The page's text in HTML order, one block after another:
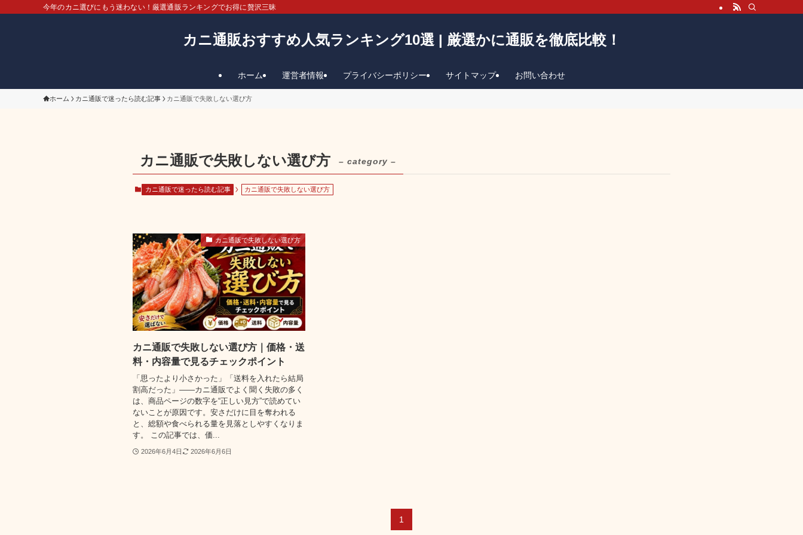
今年のカニ選びにもう迷わない！厳選通販ランキングでお得に贅沢三昧
カニ通販おすすめ人気ランキング10選 | 厳選かに通販を徹底比較！
ホーム 運営者情報 プライバシーポリシー サイトマップ お問い合わせ
ホーム カニ通販で迷ったら読む記事 カニ通販で失敗しない選び方
カニ通販で失敗しない選び方 – category –
カニ通販で迷ったら読む記事 カニ通販で失敗しない選び方
カニ通販で失敗しない選び方
カニ通販で失敗しない選び方｜価格・送
料・内容量で見るチェックポイント
「思ったより小さかった」「送料を入れたら結局
割高だった」——カニ通販でよく聞く失敗の多く
は、商品ページの数字を“正しい見方”で読めてい
ないことが原因です。安さだけに目を奪われる
と、総額や食べられる量を見落としやすくなりま
す。 この記事では、価...
2026年6月4日 2026年6月6日
1